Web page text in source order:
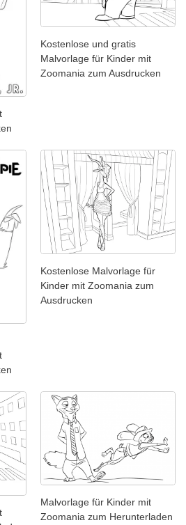
Kostenlose und gratis
Malvorlage für Kinder mit
Zoomania zum Ausdrucken
Kostenlose Malvorlage für
Kinder mit Zoomania zum
Ausdrucken
Malvorlage für Kinder mit
Zoomania zum Herunterladen